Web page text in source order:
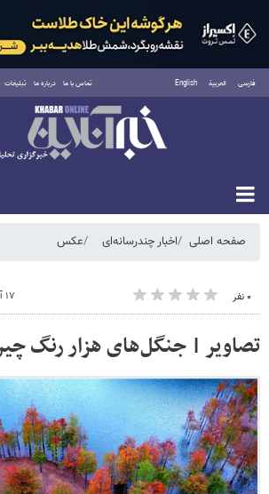
فارسی العربية English تماس با ما درباره ما تبلیغات
شنبه ۱۷ مرداد ۱۴۰۵
صفحه اصلی اخبار چندرسانه‌ای عکس
۰ نفر ۱۷ آبان ۱۳۹۷ - ۱۱:۰۶
تصاویر | جنگل‌های هزار رنگ